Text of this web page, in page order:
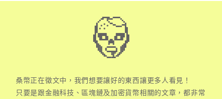
桑幣正在徵文中，我們想要讓好的東西讓更多人看見！
只要是跟金融科技、區塊鏈及加密貨幣相關的文章，都非常